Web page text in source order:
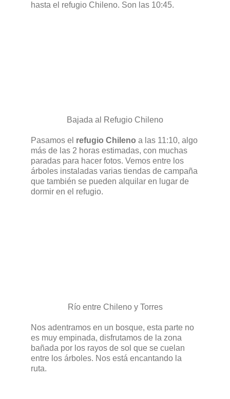
hasta el refugio Chileno. Son las 10:45.
Bajada al Refugio Chileno
Pasamos el refugio Chileno a las 11:10, algo
más de las 2 horas estimadas, con muchas
paradas para hacer fotos. Vemos entre los
árboles instaladas varias tiendas de campaña
que también se pueden alquilar en lugar de
dormir en el refugio.
Río entre Chileno y Torres
Nos adentramos en un bosque, esta parte no
es muy empinada, disfrutamos de la zona
bañada por los rayos de sol que se cuelan
entre los árboles. Nos está encantando la
ruta.